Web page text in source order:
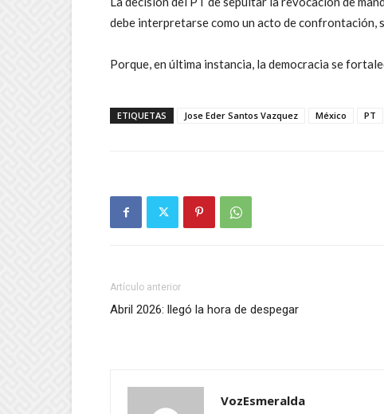
debe interpretarse como un acto de confrontación,
Porque, en última instancia, la democracia se
ETIQUETAS Jose Eder Santos Vazquez México PT
Artículo anterior
Abril 2026: llegó la hora de despegar
VozEsmeralda